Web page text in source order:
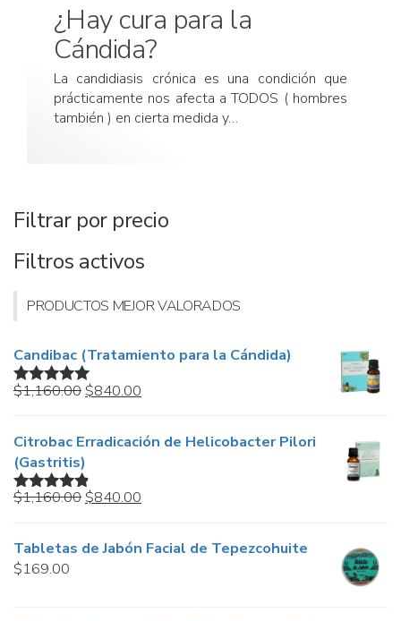
¿Hay cura para la
Cándida?
La candidiasis crónica es una condición que
prácticamente nos afecta a TODOS ( hombres
también ) en cierta medida y…
Filtrar por precio
Filtros activos
PRODUCTOS MEJOR VALORADOS
Candibac (Tratamiento para la Cándida)
Valorado en
$1,160.00Original
$1,160.00.
$840.00
is:
$840.00.
Citrobac Erradicación de Helicobacter Pilori
(Gastritis)
Valorado
$1,160.00Original
$1,160.00.
$840.00
$840.00.
Tabletas de Jabón Facial de Tepezcohuite
$169.00